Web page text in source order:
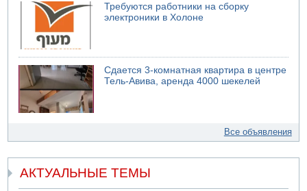
Требуются работники на сборку
электроники в Холоне
Сдается 3-комнатная квартира в центре
Тель-Авива, аренда 4000 шекелей
Все объявления
АКТУАЛЬНЫЕ ТЕМЫ